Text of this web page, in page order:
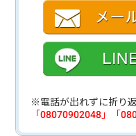
※電話が出れずに折り
「08070902048」「